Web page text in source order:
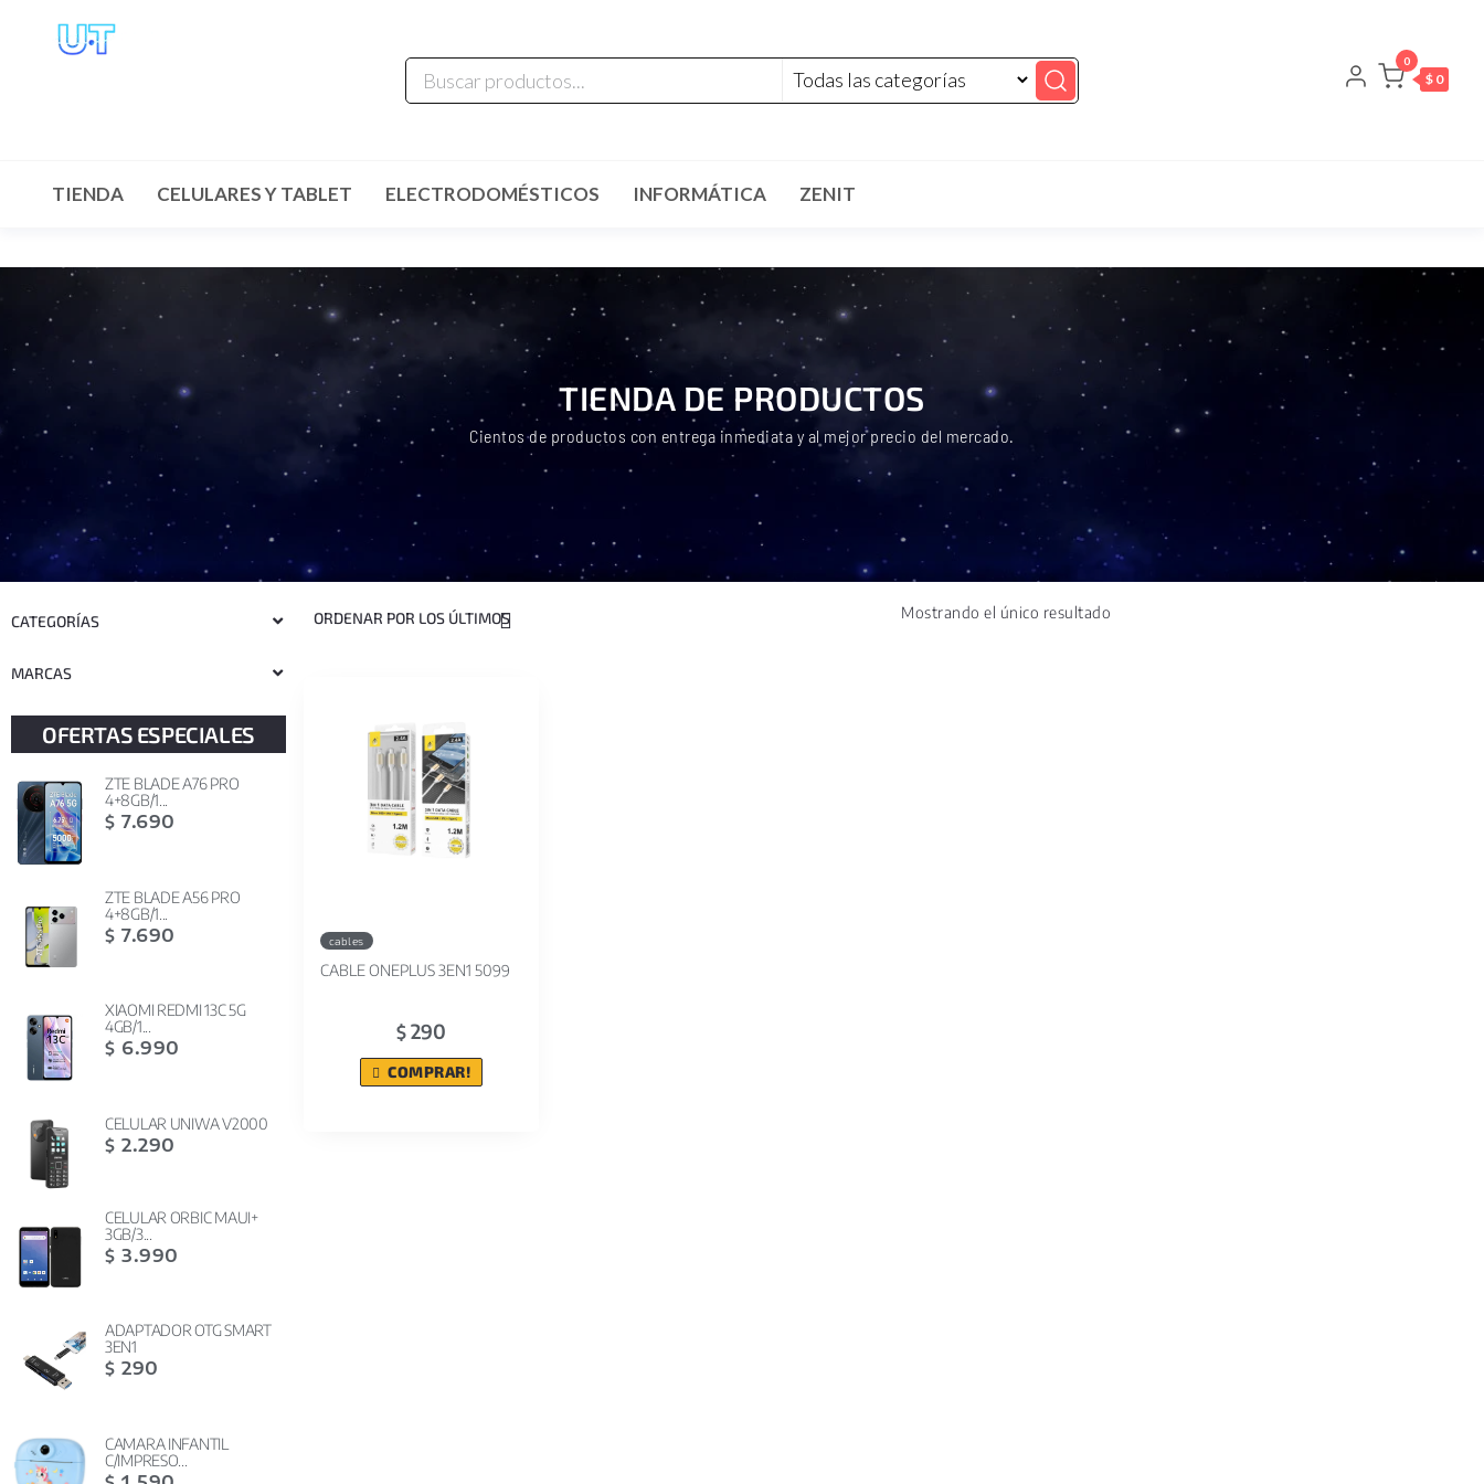
0
$ 0
TIENDA CELULARES Y TABLET ELECTRODOMÉSTICOS INFORMÁTICA ZENIT
TIENDA DE PRODUCTOS
Cientos de productos con entrega inmediata y al mejor precio del mercado.
CATEGORÍAS
MARCAS
OFERTAS ESPECIALES
ZTE BLADE A76 PRO
4+8GB/1...
$ 7.690
ZTE BLADE A56 PRO
4+8GB/1...
$ 7.690
XIAOMI REDMI 13C 5G
4GB/1...
$ 6.990
CELULAR UNIWA V2000
$ 2.290
CELULAR ORBIC MAUI+
3GB/3...
$ 3.990
ADAPTADOR OTG SMART
3EN1
$ 290
CAMARA INFANTIL
C/IMPRESO...
Mostrando el único resultado
cables
CABLE ONEPLUS 3EN1 5099
$ 290
COMPRAR!